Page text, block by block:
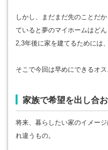
しかし、まだまだ先のことだ
ていると夢のマイホームはどん
2,3年後に家を建てるためには
そこで今回は早めにできるオ
家族で希望を出し合
将来、暮らしたい家のイメー
れ違うもの。